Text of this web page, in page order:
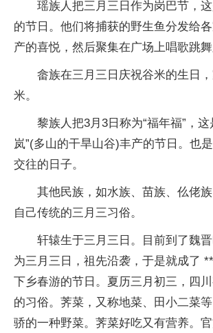
瑶族人把三月三日作为岗巴节，
的节日。他们将捕获的野生鱼分发给
产的喜悦，然后聚集在广场上唱歌跳舞
畲族在三月三日庆祝谷米的生日
米。
黎族人把3月3日称为“福年福”，这
岚”(多山的干旱山谷)丰产的节日。也
交往的日子。
其他民族，如水族、苗族、仫佬
自己传统的三月三习俗。
轩辕生于三月三日。目前到了魏
为三月三日，祖先沿袭，于是就成了
下乡春游的节日。夏历三月初三，四
的习俗。荠菜，又称地菜、田小二菜
骄的一种野菜。荠菜好吃又有营养。